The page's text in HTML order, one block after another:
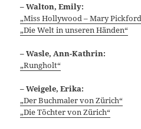
– Walton, Emily:
„Miss Hollywood – Mary
„Die Welt in unseren Händen“
– Wasle, Ann-Kathrin:
„Rungholt“
– Weigele, Erika:
„Der Buchmaler von Zürich“
„Die Töchter von Zürich“